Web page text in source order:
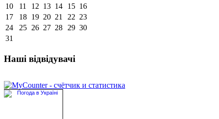
10
11 12 13 14 15 16
17
18 19 20 21 22 23
24
25 26 27 28 29 30
31
Наші відвідувачі